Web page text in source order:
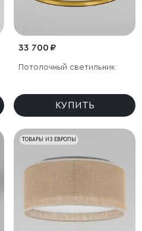
33 700 ₽
Потолочный светильник
КУПИТЬ
ТОВАРЫ ИЗ ЕВРОПЫ